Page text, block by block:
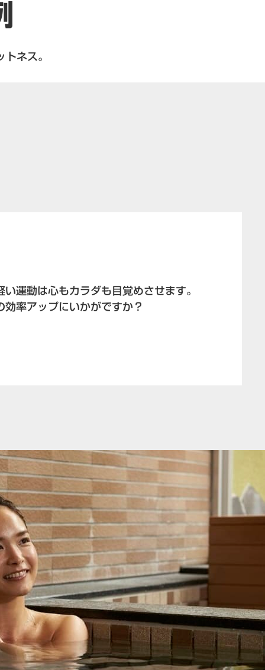
ネス。
い運動は心もカラダも目覚めさせます。
効率アップにいかがですか？